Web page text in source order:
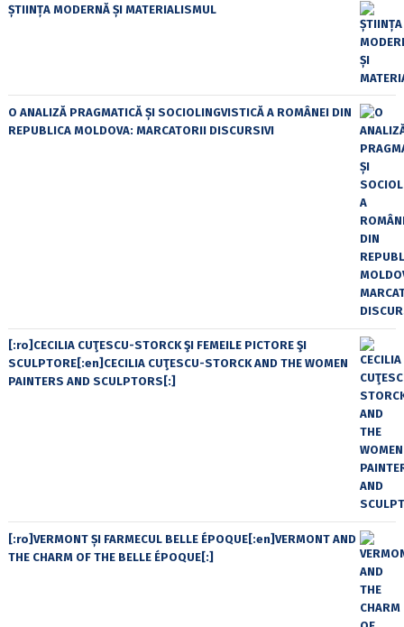
ȘTIINȚA MODERNĂ ȘI MATERIALISMUL
O ANALIZĂ PRAGMATICĂ ȘI SOCIOLINGVISTICĂ A ROMÂNEI DIN
REPUBLICA MOLDOVA: MARCATORII DISCURSIVI
[:ro]CECILIA CUŢESCU-STORCK ŞI FEMEILE PICTORE ŞI
SCULPTORE[:en]CECILIA CUŢESCU-STORCK AND THE WOMEN
PAINTERS AND SCULPTORS[:]
[:ro]VERMONT ȘI FARMECUL BELLE ÉPOQUE[:en]VERMONT AND
THE CHARM OF THE BELLE ÉPOQUE[:]